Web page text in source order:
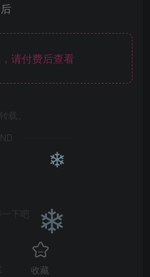
请付费后查看
载。
一下吧
收藏
❄